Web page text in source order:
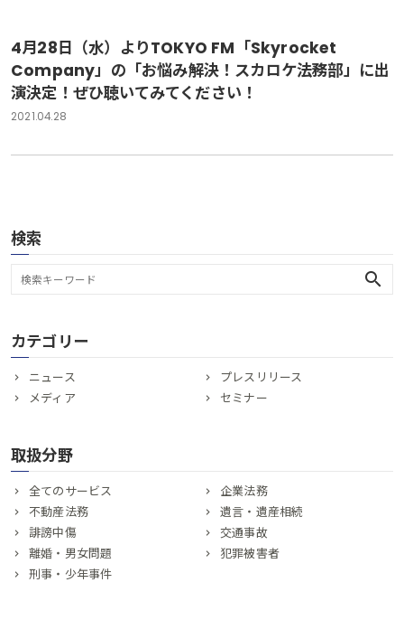
4月28日（水）よりTOKYO FM「Skyrocket
Company」の「お悩み解決！スカロケ法務部」に出
演決定！ぜひ聴いてみてください！
2021.04.28
検索
search
カテゴリー
ニュース
プレスリリース
メディア
セミナー
取扱分野
全てのサービス
企業法務
不動産法務
遺言・遺産相続
誹謗中傷
交通事故
離婚・男女問題
犯罪被害者
刑事・少年事件